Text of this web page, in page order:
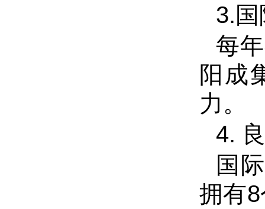
3.
每
阳成
力。
4.
国
拥有8